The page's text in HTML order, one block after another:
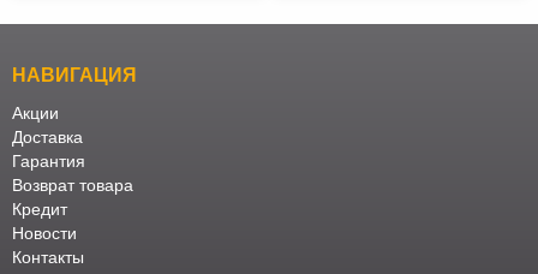
НАВИГАЦИЯ
Акции
Доставка
Гарантия
Возврат товара
Кредит
Новости
Контакты